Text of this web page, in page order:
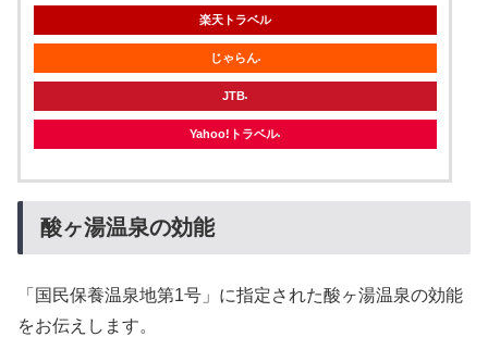
楽天トラベル
じゃらん
JTB
Yahoo!トラベル
酸ヶ湯温泉の効能
「国民保養温泉地第1号」に指定された酸ヶ湯温泉の効能
をお伝えします。